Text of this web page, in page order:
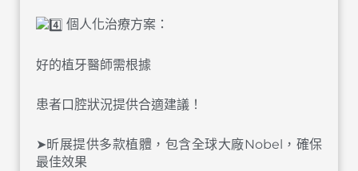
個人化治療方案：
好的植牙醫師需根據
患者口腔狀況提供合適建議！
➤昕展提供多款植體，包含全球大廠Nobel，確保
最佳效果